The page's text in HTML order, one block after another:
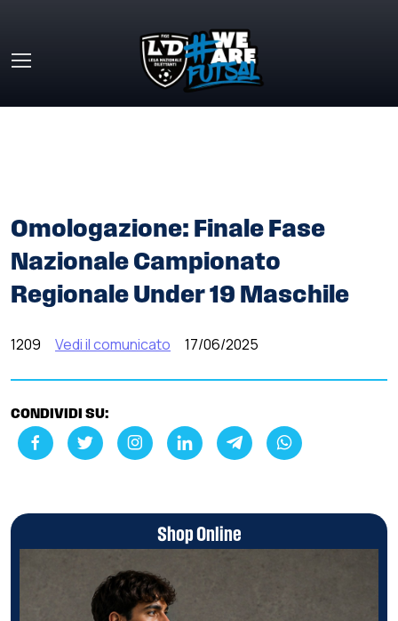
Omologazione: Finale Fase
Nazionale Campionato
Regionale Under 19 Maschile
1209 Vedi il comunicato 17/06/2025
CONDIVIDI SU:
Shop Online